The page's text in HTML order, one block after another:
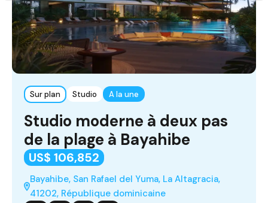
Sur plan Studio A la une
Studio moderne à deux pas
de la plage à Bayahibe
US$ 106,852
Bayahibe, San Rafael del Yuma, La Altagracia,
41202, République dominicaine